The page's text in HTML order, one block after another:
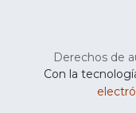
Derechos de
Con la